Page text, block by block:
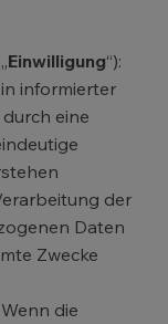
Einwilligung“):
informierter
eine
der
Daten
Zwecke
die